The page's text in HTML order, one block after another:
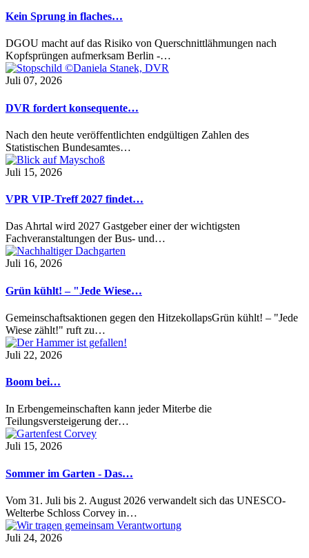
Kein Sprung in flaches…
DGOU macht auf das Risiko von Querschnittlähmungen nach
Kopfsprüngen aufmerksam Berlin -…
Juli 07, 2026
DVR fordert konsequente…
Nach den heute veröffentlichten endgültigen Zahlen des
Statistischen Bundesamtes…
Juli 15, 2026
VPR VIP-Treff 2027 findet…
Das Ahrtal wird 2027 Gastgeber einer der wichtigsten
Fachveranstaltungen der Bus- und…
Juli 16, 2026
Grün kühlt! – "Jede Wiese…
Gemeinschaftsaktionen gegen den HitzekollapsGrün kühlt! – "Jede
Wiese zählt!" ruft zu…
Juli 22, 2026
Boom bei…
In Erbengemeinschaften kann jeder Miterbe die
Teilungsversteigerung der…
Juli 15, 2026
Sommer im Garten - Das…
Vom 31. Juli bis 2. August 2026 verwandelt sich das UNESCO-
Welterbe Schloss Corvey in…
Juli 24, 2026